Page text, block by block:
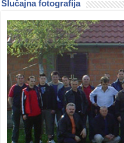
Slučajna fotografija